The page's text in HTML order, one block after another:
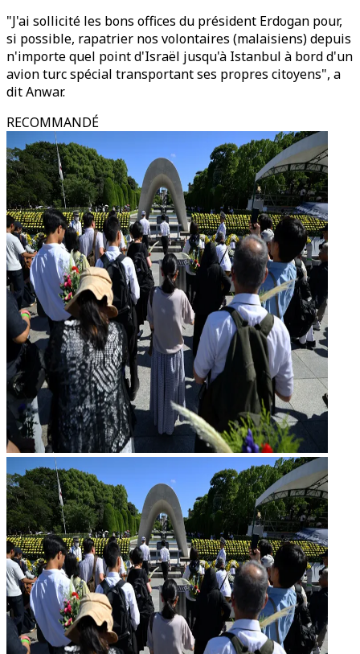
"J'ai sollicité les bons offices du président Erdogan pour,
si possible, rapatrier nos volontaires (malaisiens) depuis
n'importe quel point d'Israël jusqu'à Istanbul à bord d'un
avion turc spécial transportant ses propres citoyens", a
dit Anwar.
RECOMMANDÉ